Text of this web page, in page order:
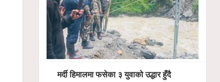
मर्दी हिमालमा फसेका ३ युवाको उद्धार हुँदै